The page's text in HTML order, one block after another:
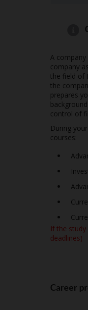
A
company
the field of
the
prepares
control of
During
courses:
If the
deadlines)
Career